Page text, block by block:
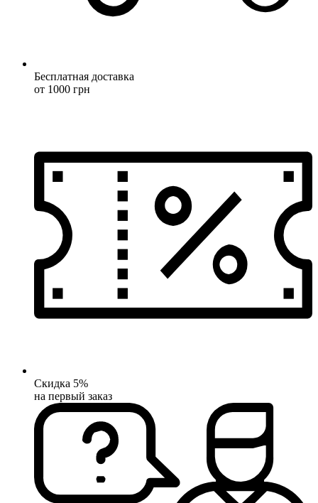
Бесплатная доставка
от 1000 грн
Скидка 5%
на первый заказ